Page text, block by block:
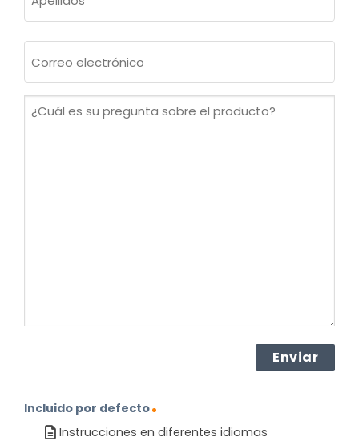
electrónico
¿Cuál
Incluido por defecto
Instrucciones en diferentes idiomas